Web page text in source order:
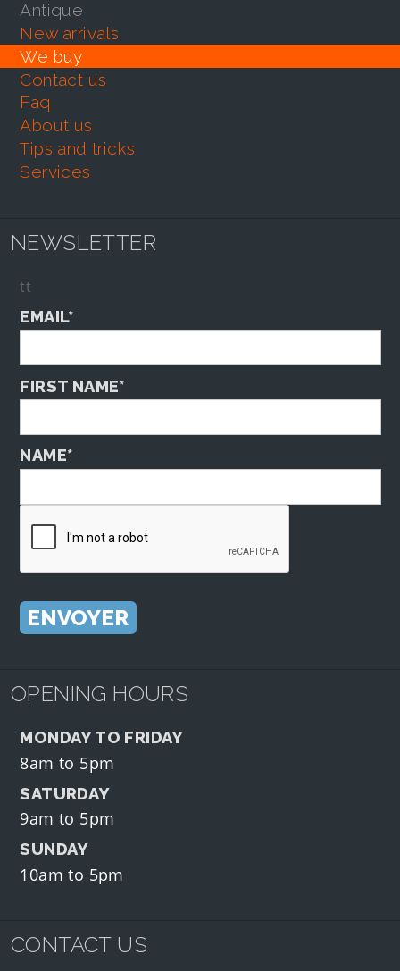
antique
new arrivals
we buy
contact us
faq
about us
tips and tricks
services
NEWSLETTER
tt
EMAIL*
FIRST NAME*
NAME*
OPENING HOURS
MONDAY TO FRIDAY
8am to 5pm
SATURDAY
9am to 5pm
SUNDAY
10am to 5pm
CONTACT US